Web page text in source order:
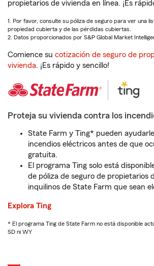
propietarios de vivienda en línea. ¡Es
1. Por favor, consulte su póliza de seguro para ver una
propiedad cubierta y de las pérdidas cubiertas.
2. Datos proporcionados por S&P Global Market
Comience su cotización de seguro de
vivienda. ¡Es rápido y sencillo!
Proteja su vivienda contra los
State Farm y Ting* pueden
incendios eléctricos antes de que
gratuita.
El programa Ting solo está
de póliza de seguro de propietarios
inquilinos de State Farm que sean
Explora Ting
* El programa Ting de State Farm no está disponible
SD ni WY